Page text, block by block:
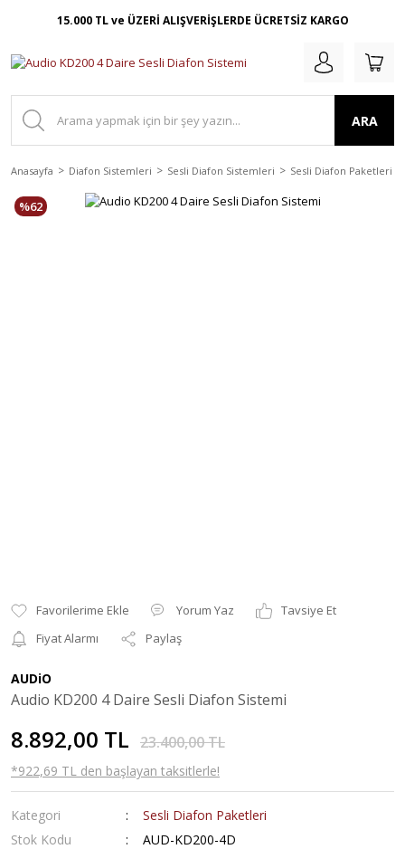
15.000 TL ve ÜZERİ ALIŞVERİŞLERDE ÜCRETSİZ KARGO
ARA
Anasayfa Diafon Sistemleri Sesli Diafon Sistemleri Sesli Diafon Paketleri
%62
Yorum Yaz
Tavsiye Et
Fiyat Alarmı
Paylaş
AUDiO
Audio KD200 4 Daire Sesli Diafon Sistemi
8.892,00 TL 23.400,00 TL
*922,69 TL den başlayan taksitlerle!
Kategori
Sesli Diafon Paketleri
Stok Kodu
AUD-KD200-4D